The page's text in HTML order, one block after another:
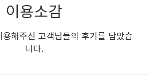
이용소감
해주신 고객님들의 후기를 담았습
니다.